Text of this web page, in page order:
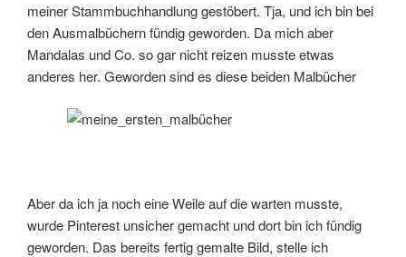
meiner Stammbuchhandlung gestöbert. Tja, und ich bin bei
den Ausmalbüchern fündig geworden. Da mich aber
Mandalas und Co. so gar nicht reizen musste etwas
anderes her. Geworden sind es diese beiden Malbücher
Aber da ich ja noch eine Weile auf die warten musste,
wurde Pinterest unsicher gemacht und dort bin ich fündig
geworden. Das bereits fertig gemalte Bild, stelle ich